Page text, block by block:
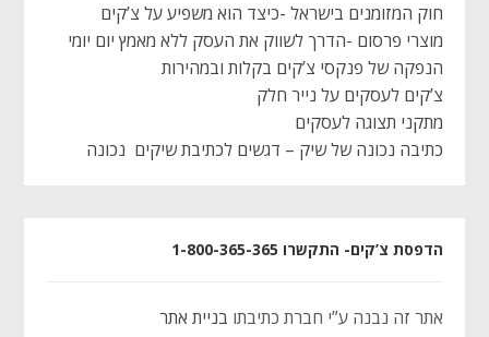
חוק המזומנים בישראל -כיצד הוא משפיע על צ’קים
מוצרי פרסום -הדרך לשווק את העסק ללא מאמץ יום יומי
הנפקה של פנקסי צ’קים בקלות ובמהירות
צ’קים לעסקים על נייר חלק
מתקני תצוגה לעסקים
כתיבה נכונה של שיק – דגשים לכתיבת שיקים נכונה
הדפסת צ’קים- התקשרו 1-800-365-365
אתר זה נבנה ע”י חברת כתיבתו בניית אתר